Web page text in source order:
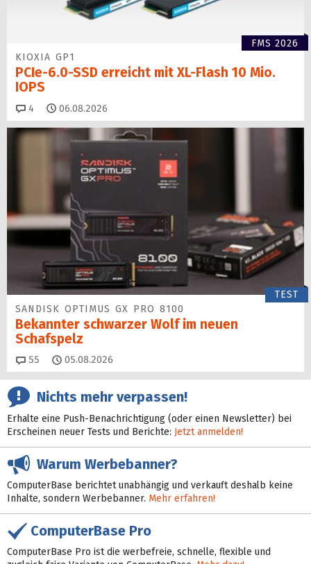
FMS 2026
KIOXIA GP1
PCIe-6.0-SSD erreicht mit XL-Flash 10 Mio.
IOPS
4 Kommentare
06.08.2026
TEST
SANDISK OPTIMUS GX PRO 8100
Bekannter schwarzer Wolf im neuen
Schafspelz
55 Kommentare
05.08.2026
Nichts mehr verpassen!
Erhalte eine Push-Benachrichtigung (oder einen Newsletter) bei
Erscheinen neuer Tests und Berichte: Jetzt anmelden!
Warum Werbebanner?
ComputerBase berichtet unabhängig und verkauft deshalb keine
Inhalte, sondern Werbebanner. Mehr erfahren!
ComputerBase Pro
ComputerBase Pro ist die werbefreie, schnelle, flexible und